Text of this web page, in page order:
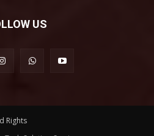
US
Rights